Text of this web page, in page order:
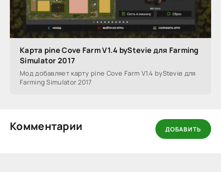
Карта pine Cove Farm V1.4 byStevie для Farming
Simulator 2017
Мод добавляет карту pine Cove Farm V1.4 byStevie для
Farming Simulator 2017
Комментарии ДОБАВИТЬ